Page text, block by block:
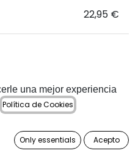
22,95 €
una mejor experiencia
Política de Cookies
Only essentials Acepto